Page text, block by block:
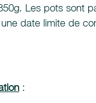
Les pots sont
date limite de
: